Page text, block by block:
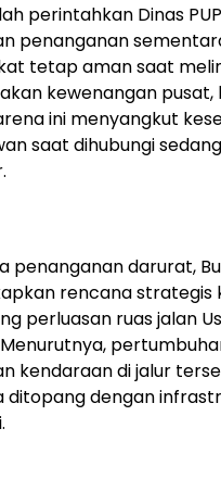
perintahkan Dinas
penanganan
tetap aman saat
kewenangan
ini menyangkut
saat dihubungi
penanganan darurat,
rencana strategis
perluasan ruas jalan
kendaraan di jalur
ditopang dengan